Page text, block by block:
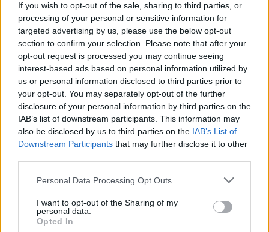
If you wish to opt-out of the sale, sharing to third parties, or
processing of your personal or sensitive information for
targeted advertising by us, please use the below opt-out
section to confirm your selection. Please note that after your
opt-out request is processed you may continue seeing
interest-based ads based on personal information utilized by
us or personal information disclosed to third parties prior to
your opt-out. You may separately opt-out of the further
disclosure of your personal information by third parties on the
IAB’s list of downstream participants. This information may
also be disclosed by us to third parties on the IAB’s List of
Downstream Participants that may further disclose it to other
Personal Data Processing Opt Outs
I want to opt-out of the Sharing of my
personal data.
Opted In
149 presenze con iGunnerse 4 reti in 22 presenze con la
nazionale maggiore.
A riportarlo è ilBrenton Gazette
REDAZIONE
Twitter @Calciopremier
Anno di Fondazione:1886 come Dial Square
Stadio:Emirates Stadium (60.338)